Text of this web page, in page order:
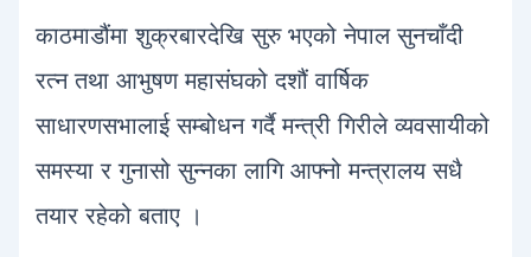
o
k
g
er
p
काठमाडौंमा शुक्रबारदेखि सुरु भएको नेपाल सुनचाँदी
रत्न तथा आभुषण महासंघको दशौं वार्षिक
साधारणसभालाई सम्बोधन गर्दै मन्त्री गिरीले व्यवसायीको
समस्या र गुनासो सुन्नका लागि आफ्नो मन्त्रालय सधै
तयार रहेको बताए ।